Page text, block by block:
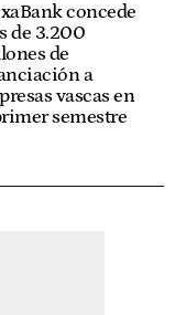
concede
de 3.200
de
a
vascas en
semestre